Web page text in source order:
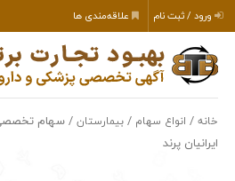
ورود / ثبت نام علاقه‌مندی ها
خانه / انواع سهام /بیمارستان / سهام تخصصی
ایرانیان پرند